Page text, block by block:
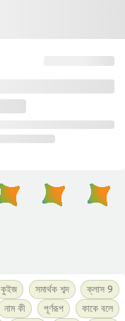
কুইজ সমার্থক শব্দ
ক্লাস 9
নাম কী পূর্ণরূপ
কাকে বলে